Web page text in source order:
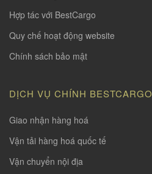
Hợp tác với BestCargo
Quy chế hoạt động website
Chính sách bảo mật
DỊCH VỤ CHÍNH BESTCARGO
Giao nhận hàng hoá
Vận tải hàng hoá quốc tế
Vận chuyển nội địa